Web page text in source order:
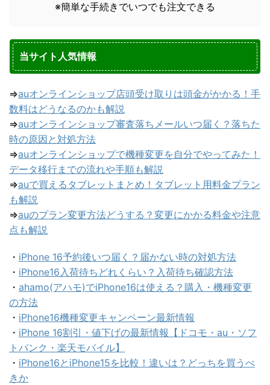
※簡単な手続きでいつでも注文できる
当サイト人気情報
⇒auオンラインショップ店頭受け取りは頭金がかかる！手
数料はどうなるのかも解説
⇒auオンラインショップ審査落ちメールいつ届く？落ちた
時の原因と対処方法
⇒auオンラインショップで機種変更を自分でやってみた！
データ移行までの流れや手順も解説
⇒auで買えるタブレットまとめ！タブレット用料金プラン
も解説
⇒auのプラン変更方法どうする？変更にかかる料金や注意
点も解説
・ iPhone 16予約後いつ届く？届かない時の対処方法
・ iPhone16入荷待ちどれくらい？入荷待ち確認方法
・ ahamo(アハモ)でiPhone16は使える？購入・機種変更
の方法
・ iPhone16機種変更キャンペーン最新情報
・ iPhone 16割引・値下げの最新情報【ドコモ・au・ソフ
トバンク・楽天モバイル】
・ iPhone16とiPhone15を比較！違いは？どっちを買うべ
きか